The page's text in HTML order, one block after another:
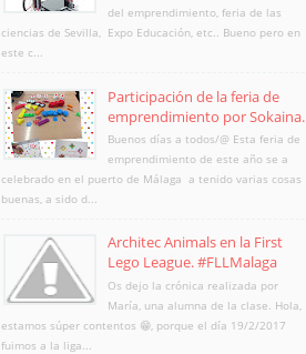
del emprendimiento, feria de las
ciencias de Sevilla, Expo Educación, etc.. Bueno pero en
este c...
Participación de la feria de
emprendimiento por Sokaina.
Buenos días a todos/@ Esta feria de
emprendimiento de este año se a
celebrado en el puerto de Málaga a tenido varias cosas
buenas, a sido d...
Architec Animals en la First
Lego League. #FLLMalaga
Os dejo la crónica realizada por
María, una alumna de la clase. Hola,
estamos súper contentos 😁, porque el día 19/2/2017
fuimos a la liga...